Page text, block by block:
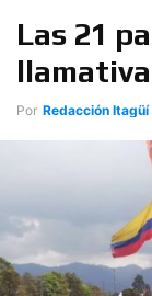
Las 21
Por Redacción Itagüí